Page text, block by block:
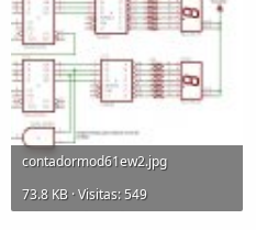
contadormod61ew2.jpg
73.8 KB · Visitas: 549